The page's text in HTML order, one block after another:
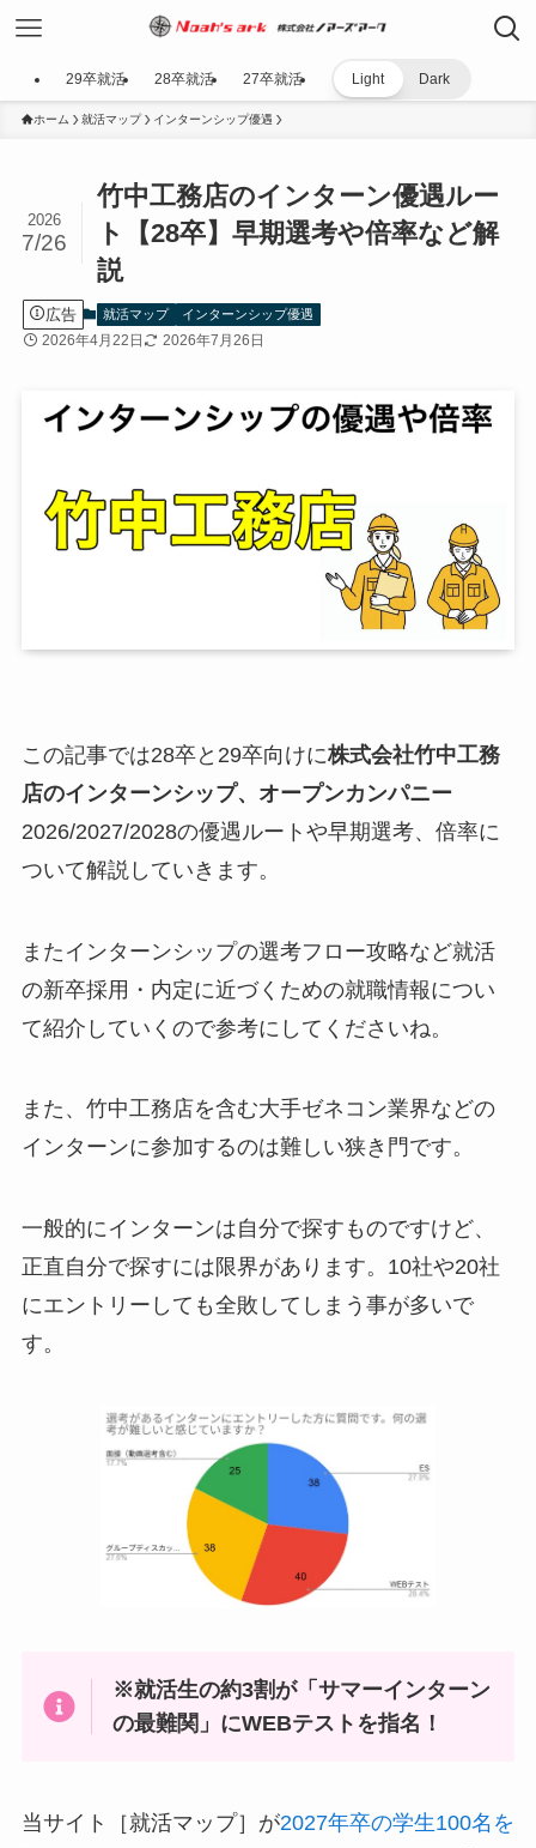
29卒就活 28卒就活 27卒就活 Light Dark
ホーム 就活マップ インターンシップ優遇
竹中工務店のインターン優遇ルー
ト【28卒】早期選考や倍率など解
説
2026
7/26
広告 就活マップ インターンシップ優遇
2026年4月22日 2026年7月26日
この記事では28卒と29卒向けに株式会社竹中工務
店のインターンシップ、オープンカンパニー
2026/2027/2028の優遇ルートや早期選考、倍率に
ついて解説していきます。
またインターンシップの選考フロー攻略など就活
の新卒採用・内定に近づくための就職情報につい
て紹介していくので参考にしてくださいね。
また、竹中工務店を含む大手ゼネコン業界などの
インターンに参加するのは難しい狭き門です。
一般的にインターンは自分で探すものですけど、
正直自分で探すには限界があります。10社や20社
にエントリーしても全敗してしまう事が多いで
す。
※就活生の約3割が「サマーインターン
の最難関」にWEBテストを指名！
当サイト［就活マップ］が2027年卒の学生100名を